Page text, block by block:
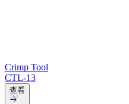
Crimp Tool
CTL-13
查看